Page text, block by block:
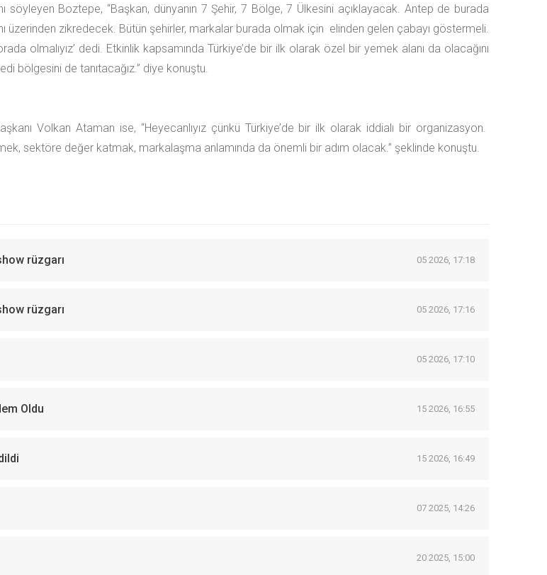
söyleyen Boztepe, “Başkan, dünyanın 7 Şehir, 7 Bölge, 7 Ülkesini açıklayacak. Antep de burada
üzerinden zikredecek. Bütün şehirler, markalar burada olmak için elinden gelen çabayı göstermeli.
olmalıyız’ dedi. Etkinlik kapsamında Türkiye’de bir ilk olarak özel bir yemek alanı da olacağını
bölgesini de tanıtacağız.” diye konuştu.
Volkan Ataman ise, “Heyecanlıyız çünkü Türkiye’de bir ilk olarak iddialı bir organizasyon.
sektöre değer katmak, markalaşma anlamında da önemli bir adım olacak.” şeklinde konuştu.
rüzgarı 05 2026, 17:18
rüzgarı 05 2026, 17:16
05 2026, 17:10
Oldu 15 2026, 16:55
15 2026, 16:49
07 2025, 14:26
20 2025, 15:00